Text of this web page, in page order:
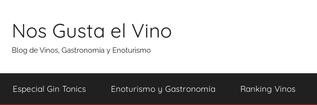
contenido
Nos Gusta el Vino
Blog de Vinos, Gastronomía y Enoturismo
Especial Gin Tonics Enoturismo y Gastronomía Ranking Vinos